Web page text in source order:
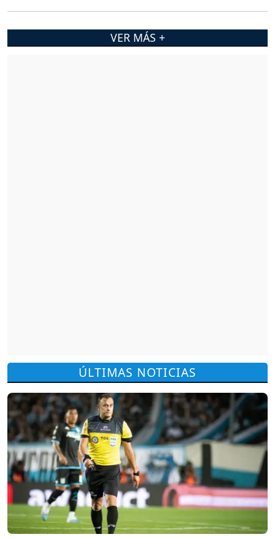
ÚLTIMAS NOTICIAS
VER MÁS +